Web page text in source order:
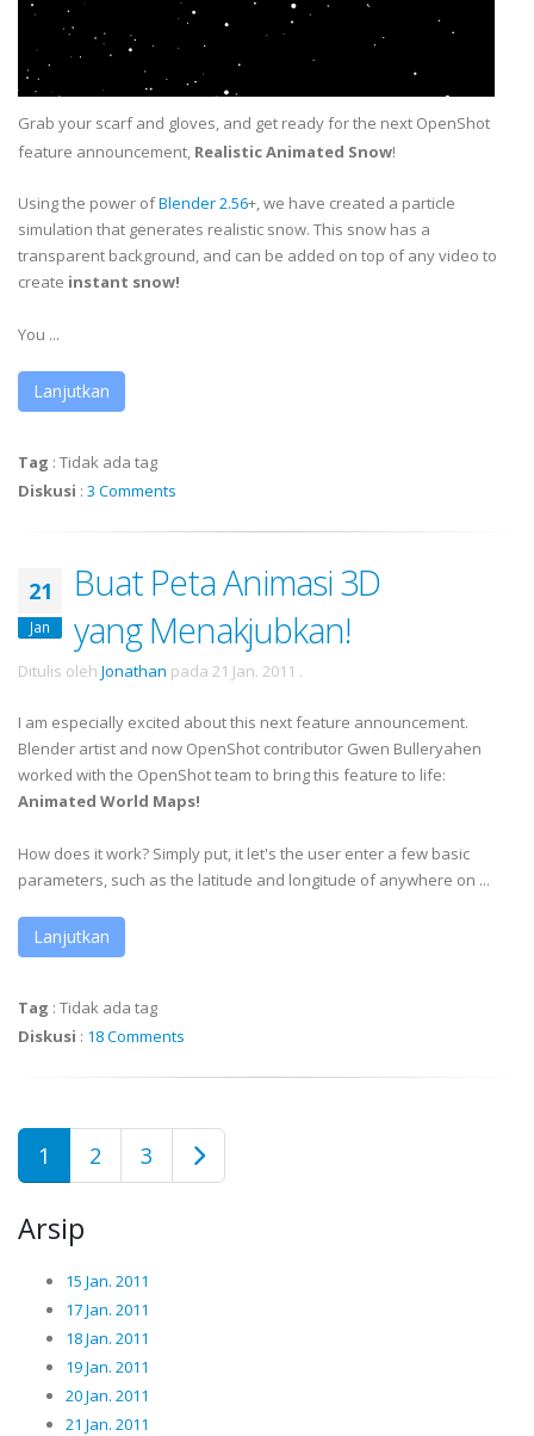
Grab your scarf and gloves, and get ready for the next OpenShot
feature announcement, Realistic Animated Snow!
Using the power ofBlender 2.56+, we have created a particle
simulation that generates realistic snow. This snow has a
transparent background, and can be added on top of any video to
create instant snow!
You ...
Lanjutkan
Tag : Tidak ada tag
Diskusi : 3 Comments
21
Jan
Buat Peta Animasi 3D
yang Menakjubkan!
Ditulis oleh Jonathan pada 21 Jan. 2011 .
I am especially excited about this next feature announcement.
Blender artist and now OpenShot contributor Gwen Bulleryahen
worked with the OpenShot team to bring this feature to life:
Animated World Maps!
How does it work? Simply put, it let's the user enter a few basic
parameters, such as the latitude and longitude of anywhere on ...
Lanjutkan
Tag : Tidak ada tag
Diskusi : 18 Comments
1 2 3
Arsip
15 Jan. 2011
17 Jan. 2011
18 Jan. 2011
19 Jan. 2011
20 Jan. 2011
21 Jan. 2011